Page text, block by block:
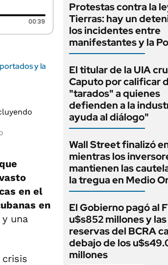
00:39 Duración: 39 segundos
y la
en el
en
una
Protestas contra la
Tierras: hay un
los incidentes entre
manifestantes y la
El titular de la UIA
Caputo por calificar
"tarados" a quienes
defienden a la
ayuda al diálogo"
Wall Street finalizó
mientras los
mantienen las
la tregua en Medio
El Gobierno pagó al
u$s852 millones y las
reservas del BCRA
debajo de los
millones